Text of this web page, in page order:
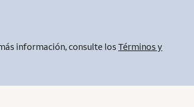
información, consulte losTérminos y